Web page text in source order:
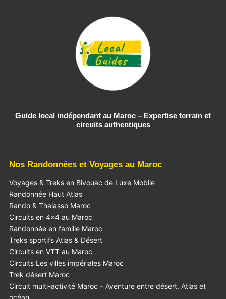
Guide local indépendant au Maroc – Expertise terrain et
circuits authentiques
Nos Randonnées et Voyages au Maroc
Voyages & Treks en Bivouac de Luxe Mobile
Randonnée Haut Atlas
Rando & Thalasso Maroc
Circuits en 4×4 au Maroc
Randonnée en famille Maroc
Treks sportifs Atlas & Désert
Circuits en VTT au Maroc
Circuits Les villes impériales Maroc
Trek désert Maroc
Circuit multi-activité Maroc – Aventure entre désert, Atlas et
océan